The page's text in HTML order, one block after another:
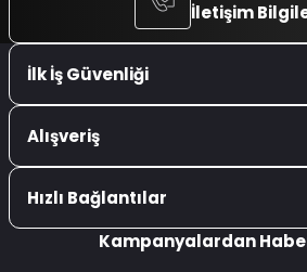
İletişim
İlk İş Güvenliği
Alışveriş
Hızlı Bağlantılar
Kampanyalardan